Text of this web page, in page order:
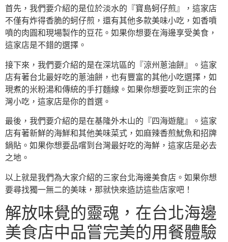
首先，我們要介紹的是位於淡水的『寶島蚵仔煎』，這家店
不僅有炸得香脆的蚵仔煎，還有其他多款美味小吃，如香噴
噴的肉圓和現場製作的豆花。如果你想要在海邊享受美食，
這家店是不錯的選擇。
接下來，我們要介紹的是在深坑區的『涼州蔥油餅』。這家
店有著台北最好吃的蔥油餅，也有豐富的其他小吃選擇，如
現煮的米粉湯和傳統的手打麵線。如果你想要吃到正宗的台
灣小吃，這家店是你的首選。
最後，我們要介紹的是在基隆外木山的『四海遊龍』。這家
店有著新鮮的海鮮和其他美味菜式，如麻辣香煎魷魚和招牌
鍋貼。如果你想要品嚐到台灣最好吃的海鮮，這家店是必去
之地。
以上就是我們為大家介紹的三家台北海邊美食店。如果你想
要尋找獨一無二的美味，那就快來造訪這些店家吧！
解放味覺的靈魂，在台北海邊
美食店中品嘗完美的用餐體驗